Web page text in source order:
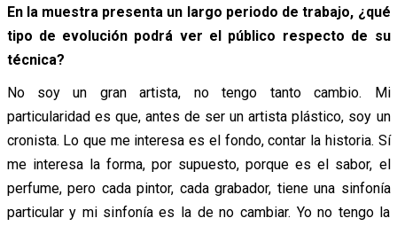
En la muestra presenta un largo periodo de trabajo, ¿qué
tipo de evolución podrá ver el público respecto de su
técnica?
No soy un gran artista, no tengo tanto cambio. Mi
particularidad es que, antes de ser un artista plástico, soy un
cronista. Lo que me interesa es el fondo, contar la historia. Sí
me interesa la forma, por supuesto, porque es el sabor, el
perfume, pero cada pintor, cada grabador, tiene una sinfonía
particular y mi sinfonía es la de no cambiar. Yo no tengo la